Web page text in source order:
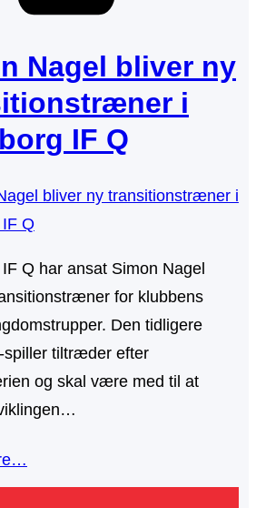
Nagel bliver ny
i
IF Q
Q har ansat Simon Nagel
for klubbens
Den tidligere
spiller tiltræder efter
og skal være med til at